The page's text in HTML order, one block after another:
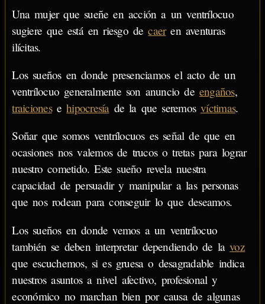
Una mujer que sueñe en acción a un ventrílocuo
sugiere que está en riesgo decaeren aventuras
ilícitas.
Los sueños en donde presenciamos el acto de un
ventrílocuo generalmente son anuncio de engaños,
traicionesehipocresíade la que seremosvíctimas.
Soñar que somos ventrílocuos es señal de que en
ocasiones nos valemos de trucos o tretas para lograr
nuestro cometido. Este sueño revela nuestra
capacidad de persuadir y manipular a las personas
que nos rodean para conseguir lo que deseamos.
Los sueños en donde vemos a un ventrílocuo
también se deben interpretar dependiendo de lavoz
que escuchemos, si es gruesa o desagradable indica
nuestros asuntos a nivel afectivo, profesional y
económico no marchan bien por causa de algunas